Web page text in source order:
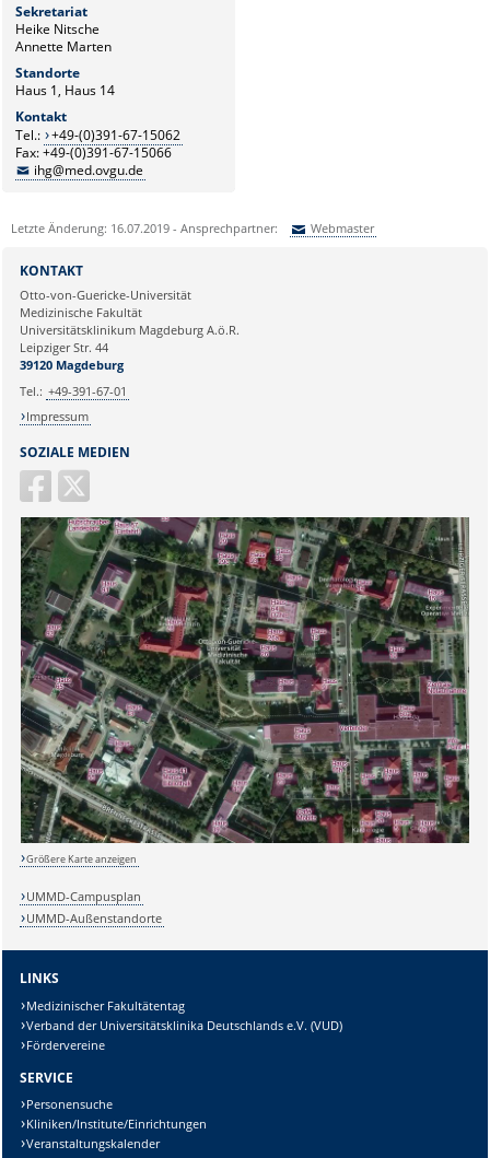
Sekretariat
Heike Nitsche
Annette Marten
Standorte
Haus 1, Haus 14
Kontakt
Tel.: +49-(0)391-67-15062
Fax: +49-(0)391-67-15066
ihg@med.ovgu.de
Letzte Änderung: 16.07.2019 - Ansprechpartner: Webmaster
Ihre E-Mailadresse:
Ihr Anliegen:
Sicherheitsabfrage:
Lösung:
SOZIALE MEDIEN
KONTAKT
Otto-von-Guericke-Universität
Medizinische Fakultät
Universitätsklinikum Magdeburg A.ö.R.
Leipziger Str. 44
39120 Magdeburg
Tel.: +49-391-67-01
Impressum
Größere Karte anzeigen
UMMD-Campusplan
UMMD-Außenstandorte
LINKS
Medizinischer Fakultätentag
Verband der Universitätsklinika Deutschlands e.V. (VUD)
Fördervereine
SERVICE
Personensuche
Kliniken/Institute/Einrichtungen
Veranstaltungskalender